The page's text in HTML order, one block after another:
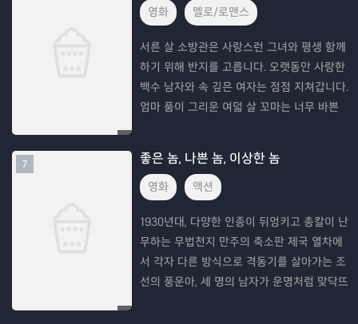
영화 멜로/로맨스
서른 살 소방관은 사랑스런 그녀와 평생 함께
하기 위해 반지를 고릅니다. 오랫동안 사랑한
백수 남자와 속 깊은 여자는 점점 지쳐갑니다.
엄마 품이 그리운 여덟 살 꼬마는 너무 바쁜
7 좋은 놈, 나쁜 놈, 이상한 놈
영화 액션
1930년대, 다양한 인종이 뒤엉키고 총칼이 난
무하는 무법천지 만주의 축소판 제국 열차에
서 각자 다른 방식으로 격동기를 살아가는 조
선의 풍운아, 세 명의 남자가 운명처럼 맞닥뜨